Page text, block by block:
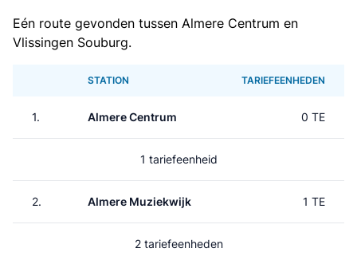
Eén route gevonden tussen Almere Centrum en
Vlissingen Souburg.
STATION TARIEFEENHEDEN
1. Almere Centrum 0 TE
1 tariefeenheid
2. Almere Muziekwijk 1 TE
2 tariefeenheden